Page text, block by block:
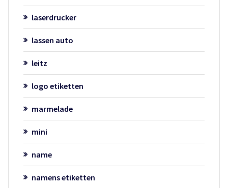
laserdrucker
lassen auto
leitz
logo etiketten
marmelade
mini
name
namens etiketten